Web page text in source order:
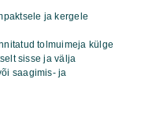
ja kergele
tolmuimeja külge
sisse ja välja
saagimis- ja